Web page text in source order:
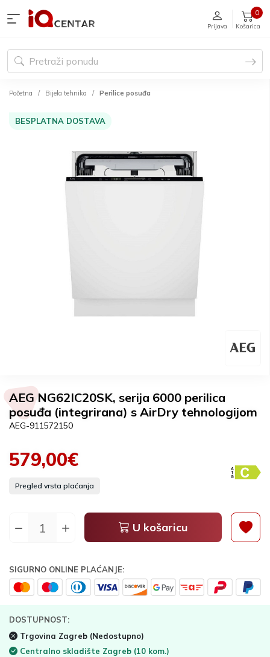
Prijava Košarica
0
Početna Bijela tehnika Perilice posuđa
BESPLATNA DOSTAVA
AEG NG62IC20SK, serija 6000 perilica
posuđa (integrirana) s AirDry tehnologijom
AEG-911572150
579,00€
Pregled vrsta plaćanja
U košaricu
SIGURNO ONLINE PLAĆANJE:
DOSTUPNOST:
Trgovina Zagreb (Nedostupno)
Centralno skladište Zagreb (10 kom.)